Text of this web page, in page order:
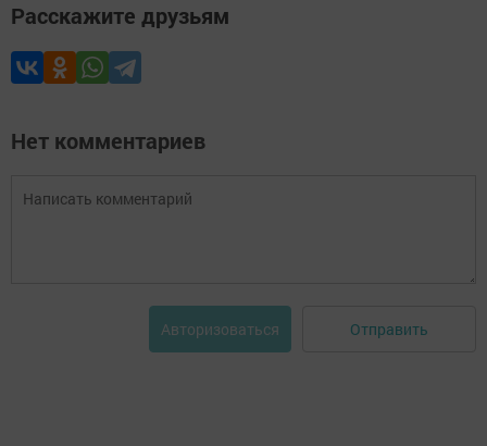
Расскажите друзьям
Нет комментариев
Авторизоваться Отправить